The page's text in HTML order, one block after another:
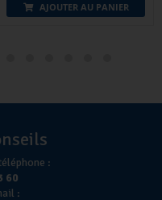
AJOUTER AU PANIER
:
60
: